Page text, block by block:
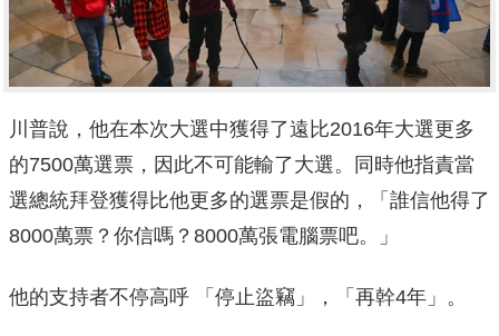
川普說，他在本次大選中獲得了遠比2016年大選更多
的7500萬選票，因此不可能輸了大選。同時他指責當
選總統拜登獲得比他更多的選票是假的，「誰信他得了
8000萬票？你信嗎？8000萬張電腦票吧。」
他的支持者不停高呼 「停止盜竊」，「再幹4年」。